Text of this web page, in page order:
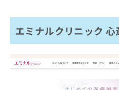
エミナルクリニック 心